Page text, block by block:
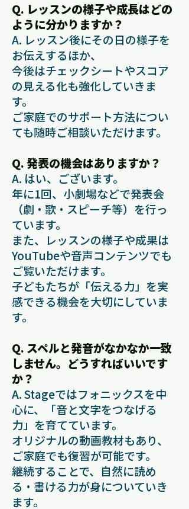
Q. レッスンの様子や成長はどの
ように分かりますか？
A. レッスン後にその日の様子を
お伝えするほか、
今後はチェックシートやスコア
の見える化も強化していきま
す。
ご家庭でのサポート方法につい
ても随時ご相談いただけます。
Q. 発表の機会はありますか？
A. はい、ございます。
年に1回、小劇場などで発表会
（劇・歌・スピーチ等）を行っ
ています。
また、レッスンの様子や成果は
YouTubeや音声コンテンツでも
ご覧いただけます。
子どもたちが「伝える力」を実
感できる機会を大切にしていま
す。
Q. スペルと発音がなかなか一致
しません。どうすればいいです
か？
A. Stageではフォニックスを中
心に、「音と文字をつなげる
力」を育てています。
オリジナルの動画教材もあり、
ご家庭でも復習が可能です。
継続することで、自然に読め
る・書ける力が身についていき
ます。